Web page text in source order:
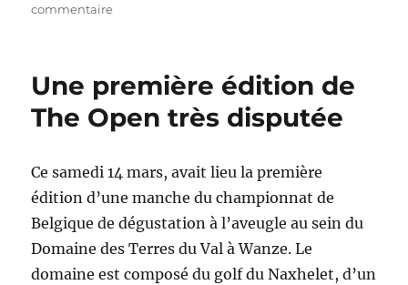
commentairesur
:
manche
fallait
pas
manquer
accéder
à
Une première édition de
The Open très disputée
Ce samedi 14 mars, avait lieu la première
édition d’une manche du championnat de
Belgique de dégustation à l’aveugle au sein du
Domaine des Terres du Val à Wanze. Le
domaine est composé du golf du Naxhelet, d’un